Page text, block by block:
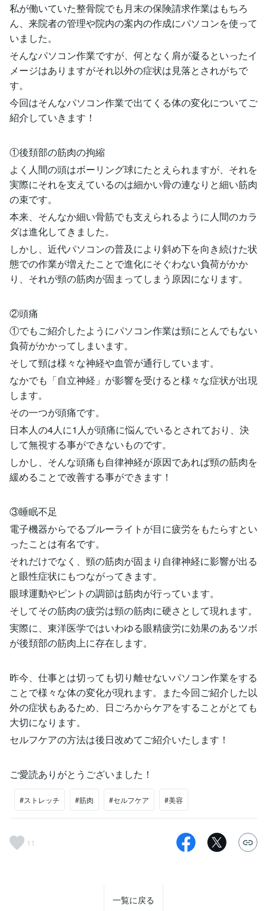
私が働いていた整骨院でも月末の保険請求作業はもちろ
ん、来院者の管理や院内の案内の作成にパソコンを使って
いました。
そんなパソコン作業ですが、何となく肩が凝るといったイ
メージはありますがそれ以外の症状は見落とされがちで
す。
今回はそんなパソコン作業で出てくる体の変化についてご
紹介していきます！
①後頚部の筋肉の拘縮
よく人間の頭はボーリング球にたとえられますが、それを
実際にそれを支えているのは細かい骨の連なりと細い筋肉
の束です。
本来、そんなか細い骨筋でも支えられるように人間のカラ
ダは進化してきました。
しかし、近代パソコンの普及により斜め下を向き続けた状
態での作業が増えたことで進化にそぐわない負荷がかか
り、それが頸の筋肉が固まってしまう原因になります。
②頭痛
①でもご紹介したようにパソコン作業は頸にとんでもない
負荷がかかってしまいます。
そして頸は様々な神経や血管が通行しています。
なかでも「自立神経」が影響を受けると様々な症状が出現
します。
その一つが頭痛です。
日本人の4人に1人が頭痛に悩んでいるとされており、決
して無視する事ができないものです。
しかし、そんな頭痛も自律神経が原因であれば頸の筋肉を
緩めることで改善する事ができます！
③睡眠不足
電子機器からでるブルーライトが目に疲労をもたらすとい
ったことは有名です。
それだけでなく、頸の筋肉が固まり自律神経に影響が出る
と眼性症状にもつながってきます。
眼球運動やピントの調節は筋肉が行っています。
そしてその筋肉の疲労は頸の筋肉に硬さとして現れます。
実際に、東洋医学ではいわゆる眼精疲労に効果のあるツボ
が後頚部の筋肉上に存在します。
昨今、仕事とは切っても切り離せないパソコン作業をする
ことで様々な体の変化が現れます。また今回ご紹介した以
外の症状もあるため、日ごろからケアをすることがとても
大切になります。
セルフケアの方法は後日改めてご紹介いたします！
ご愛読ありがとうございました！
#ストレッチ #筋肉 #セルフケア #美容
11
一覧に戻る